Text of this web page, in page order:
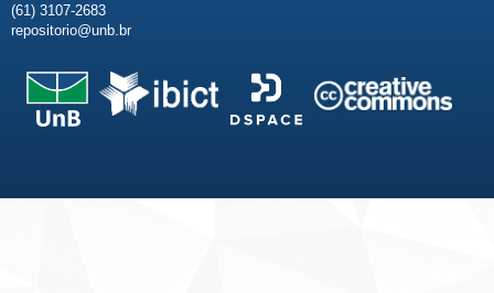
(61) 3107-2683
repositorio@unb.br